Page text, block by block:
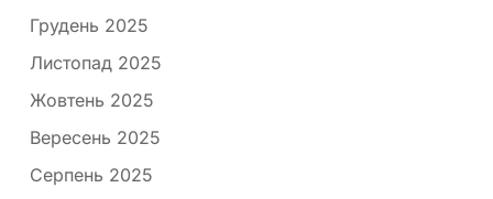
Грудень 2025
Листопад 2025
Жовтень 2025
Вересень 2025
Серпень 2025